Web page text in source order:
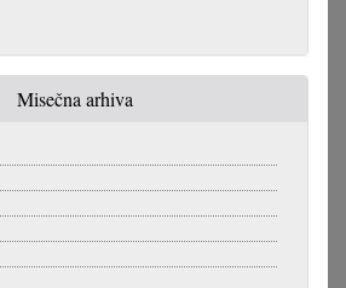
Misečna arhiva